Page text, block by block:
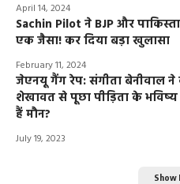
April 14, 2024
Sachin Pilot ने BJP और
एक जैसा! कर दिया बड़ा खुलासा
February 11, 2024
जेएनयू गैंग रेप: संगीता बेनीवाल ने
शेखावत से पूछा पीड़िता के
हैं मौन?
July 19, 2023
Show